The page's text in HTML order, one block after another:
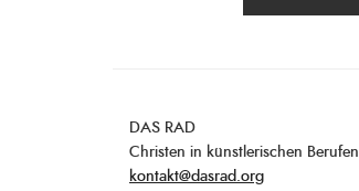
DAS RAD
Christen in künstlerischen Berufen
kontakt@dasrad.org